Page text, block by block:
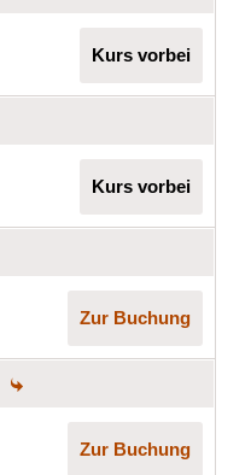
Kurs vorbei
Kurs vorbei
Zur Buchung
Zur Buchung